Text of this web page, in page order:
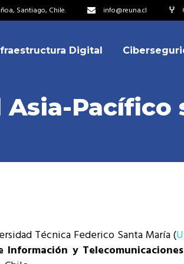
Santiago, Chile. info@reuna.cl
de Colaboración
Digital
Pacífico
Técnica Federico Santa María (
y Telecomunicaciones